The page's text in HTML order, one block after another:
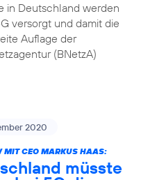
in Deutschland werden
versorgt und damit die
Auflage der
(BNetzA)
2020
MIT CEO MARKUS HAAS:
müsste